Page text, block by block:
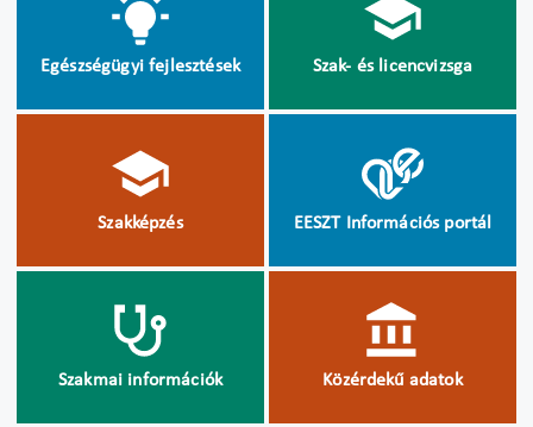
Egészségügyi fejlesztések Szak- és licencvizsga
Szakképzés EESZT Információs portál
Szakmai információk Közérdekű adatok